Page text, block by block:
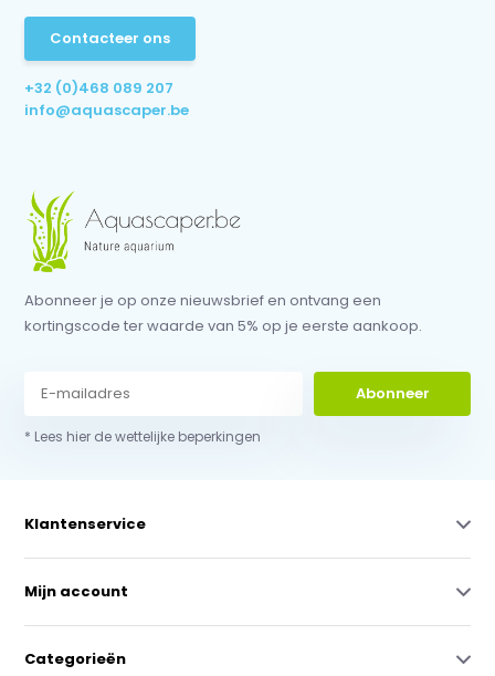
Contacteer ons
+32 (0)468 089 207
info@aquascaper.be
Abonneer je op onze nieuwsbrief en ontvang een
kortingscode ter waarde van 5% op je eerste aankoop.
Abonneer
* Lees hier de wettelijke beperkingen
Klantenservice
Mijn account
Categorieën